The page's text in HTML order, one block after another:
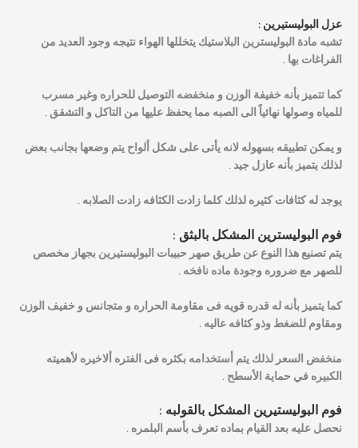
عزل البوليستيرين :
تشبه مادة البوليسترين البلاستيك يتخللها الهواء نتيجه وجود العديد من
الفراغات بها .
كما تتميز بأنه خفيفة الوزن و منخفضه التوصيل للحراره وغير مسرب
للمياه وصولها نهائياً الى الصبه مما يحفظ عليها من التاكل و التشقق .
و يمكن تطبيقه بسهوله لانه يأتى على شكل ألواح يتم وضعها بجانب بعض
لذلك يتميز بأنه عازل جيد .
يوجد له كثافات كثيره لذلك كلما زادت الكثافه زادت الصلابه .
فوم البوليسترين المشكل بالبثق :
يتم تصنيع هذا النوع عن طريق صهر حبيبات البوليستيرين بجهاز مخصص
للصهر مع ضروره وجودة ماده نافخه .
كما يتميز بأنه له قدره قويه فى مقاومة الحراره و متجانس و خفيف الوزن
ومقاوم للضغط وذو كثافه عاليه .
منخفض السعر لذلك يتم أستخدامه بكثره فى الفتره ألاخيره لأهميته
الكبيره في حماية الأسطح .
فوم البوليستيرين المشكل بالقولبه :
نحصل عليه بعد القيام بماده تعرف بأسم البلمره .